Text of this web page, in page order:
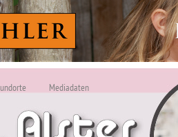
ALSTERKIND -
Alles Neu
Mediadaten